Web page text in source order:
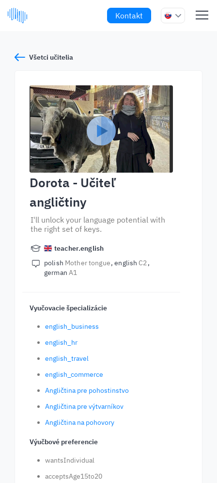
Kontakt
Všetci učitelia
Dorota - Učiteľ
angličtiny
I'll unlock your language potential with
the right set of keys.
teacher.english
polish Mother tongue english C2
german A1
Vyučovacie špecializácie
english_business
english_hr
english_travel
english_commerce
Angličtina pre pohostinstvo
Angličtina pre výtvarníkov
Angličtina na pohovory
Výučbové preferencie
wantsIndividual
acceptsAge15to20